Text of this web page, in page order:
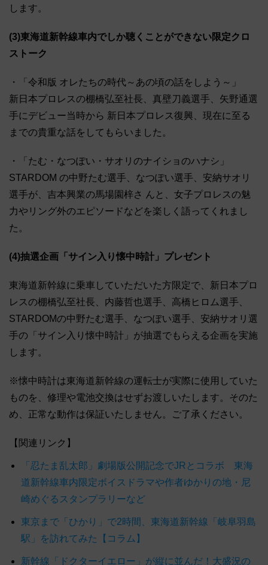
します。
(3)東海道新幹線車内でしか聴くことができない限定クロ
ストーク
・「令和版 オレたちの時代～あの頃の話をしよう～」
新日本プロレスの棚橋弘至社長、真壁刀義選手、矢野通選
手にデビュー当時から 新日本プロレス復興、現在に至る
までの貴重な話をしてもらいました。
・「たむ・なつぽい・サオリのナイショのハナシ」
STARDOM の中野たむ選手、なつぽい選手、安納サオリ
選手が、吉本興業の馬場園梓さ んと、女子プロレスの魅
力やリング外のエピソードなどを楽しく語ってくれまし
た。
(4)抽選企画「サイン入り懐中時計」プレゼント
東海道新幹線に乗車していただいた方限定で、新日本プロ
レスの棚橋弘至社長、内藤哲也選手、高橋ヒロム選手、
STARDOMの中野たむ選手、なつぽい選手、安納サオリ選
手の「サイン入り懐中時計」が抽選でもらえる企画を実施
します。
※懐中時計は東海道新幹線の運転士が実際に使用していた
ものを、修理や電池交換はせずお渡しいたします。そのた
め、正常な動作は保証いたしません。ご了承ください。
【関連リンク】
「忍たま乱太郎」劇場版公開記念でJRとコラボ 東海
道新幹線車内限定ボイスドラマや作者ゆかりの地・尼
崎めぐるスタンプラリーなど
東京まで「ひかり」で2時間、東海道新幹線「岐阜羽島
駅」を訪れてみた【コラム】
新幹線「ドクターイエロー」が縦に並んだ！大盛況の